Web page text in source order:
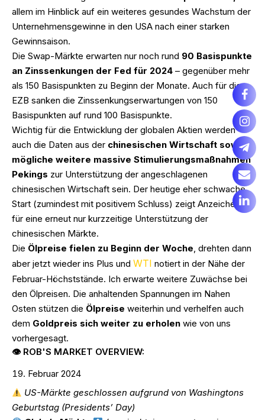
allem im Hinblick auf ein weiteres gesundes Wachstum der
Unternehmensgewinne in den USA nach einer starken
Gewinnsaison.
Die Swap-Märkte erwarten nur noch rund 90 Basispunkte
an Zinssenkungen der Fed für 2024 – gegenüber mehr
als 150 Basispunkten zu Beginn der Monate. Auch für die
EZB sanken die Zinssenkungserwartungen von 150
Basispunkten auf rund 100 Basispunkte.
Wichtig für die Entwicklung der globalen Aktien werden
auch die Daten aus der chinesischen Wirtschaft sowie
mögliche weitere massive Stimulierungsmaßnahmen
Pekings zur Unterstützung der angeschlagenen
chinesischen Wirtschaft sein. Der heutige eher schwache
Start (zumindest mit positivem Schluss) zeigt Anzeichen
für eine erneut nur kurzzeitige Unterstützung der
chinesischen Märkte.
Die Ölpreise fielen zu Beginn der Woche, drehten dann
aber jetzt wieder ins Plus und WTI notiert in der Nähe der
Februar-Höchststände. Ich erwarte weitere Zuwächse bei
den Ölpreisen. Die anhaltenden Spannungen im Nahen
Osten stützen die Ölpreise weiterhin und verhelfen auch
dem Goldpreis sich weiter zu erholen wie von uns
vorhergesagt.
👁 ROB'S MARKET OVERVIEW:
Februar 2024
US-Märkte geschlossen aufgrund von Washingtons
Geburtstag (Presidents’ Day)